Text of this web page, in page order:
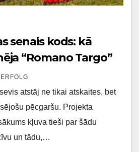
senais kods: kā
“Romano Targo”
ERFOLG
atstāj ne tikai atskaites, bet
pēcgaršu. Projekta
kļuva tieši par šādu
un tādu,…